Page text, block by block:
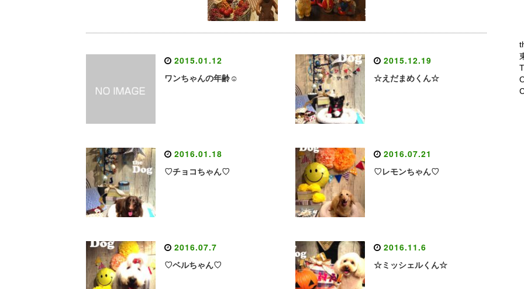
2015.01.12
ワンちゃんの年齢☺
2015.12.19
☆えだまめくん☆
2016.01.18
♡チョコちゃん♡
2016.07.21
♡レモンちゃん♡
2016.07.7
♡ベルちゃん♡
2016.11.6
☆ミッシェルくん☆